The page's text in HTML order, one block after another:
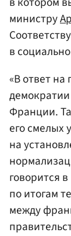
министру
в
«В ответ
Франции.
его смелых
на
говорится
по итогам
между